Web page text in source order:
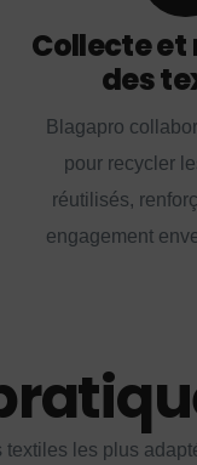
Collecte
des
Blagapro
pour recycler
réutilisés,
engagement
les plus